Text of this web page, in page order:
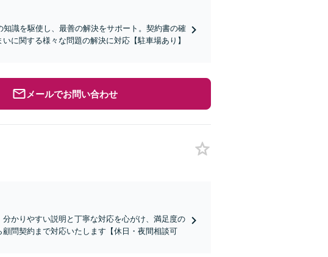
識を駆使し、最善の解決をサポート。契約書の確
に関する様々な問題の解決に対応【駐車場あり】
メールでお問い合わせ
かりやすい説明と丁寧な対応を心がけ、満足度の
問契約まで対応いたします【休日・夜間相談可